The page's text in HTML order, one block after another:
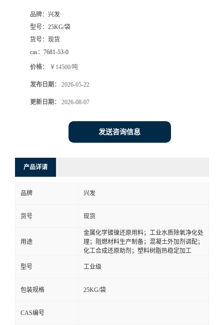
品牌： 兴发
型号： 25KG/袋
货号： 现货
cas： 7681-53-0
价格： ￥14500/吨
发布日期： 2026-05-22
更新日期： 2026-08-07
发送咨询信息
产品详请
品牌 兴发
货号 现货
用途
金属化学镀镍还原用料；工业水质除氧净化处
理；阻燃材料生产制备；混凝土外加剂调配；
化工合成还原助剂；塑料树脂热稳定加工
型号 工业级
包装规格 25KG/袋
CAS编号